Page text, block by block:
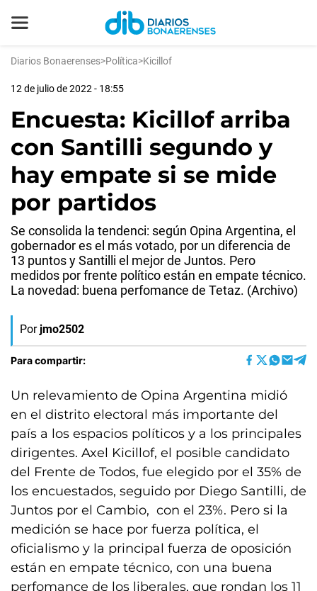
Diarios Bonaerenses>Política>Kicillof
12 de julio de 2022 - 18:55
Encuesta: Kicillof arriba
con Santilli segundo y
hay empate si se mide
por partidos
Se consolida la tendenci: según Opina Argentina, el
gobernador es el más votado, por un diferencia de
13 puntos y Santilli el mejor de Juntos. Pero
medidos por frente político están en empate técnico.
La novedad: buena perfomance de Tetaz. (Archivo)
Por jmo2502
Para compartir:
Un relevamiento de Opina Argentina midió
en el distrito electoral más importante del
país a los espacios políticos y a los principales
dirigentes. Axel Kicillof, el posible candidato
del Frente de Todos, fue elegido por el 35% de
los encuestados, seguido por Diego Santilli, de
Juntos por el Cambio, con el 23%. Pero si la
medición se hace por fuerza política, el
oficialismo y la principal fuerza de oposición
están en empate técnico, con una buena
perfomance de los liberales, que rondan los 11